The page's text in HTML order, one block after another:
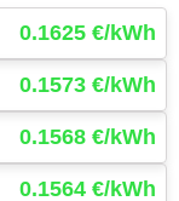
0.1625 €/kWh
0.1573 €/kWh
0.1568 €/kWh
0.1564 €/kWh